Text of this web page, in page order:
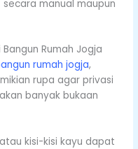
manual maupun
Rumah Jogja
rumah jogja,
rupa agar privasi
banyak bukaan
kisi-kisi kayu dapat